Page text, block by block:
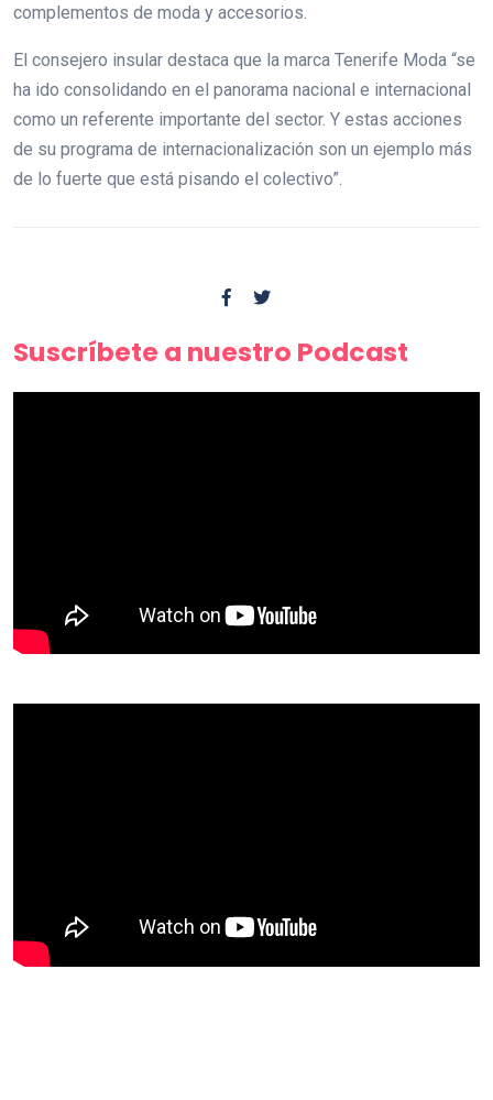
complementos de moda y accesorios.
El consejero insular destaca que la marca Tenerife Moda “se
ha ido consolidando en el panorama nacional e internacional
como un referente importante del sector. Y estas acciones
de su programa de internacionalización son un ejemplo más
de lo fuerte que está pisando el colectivo”.
Suscríbete a nuestro Podcast